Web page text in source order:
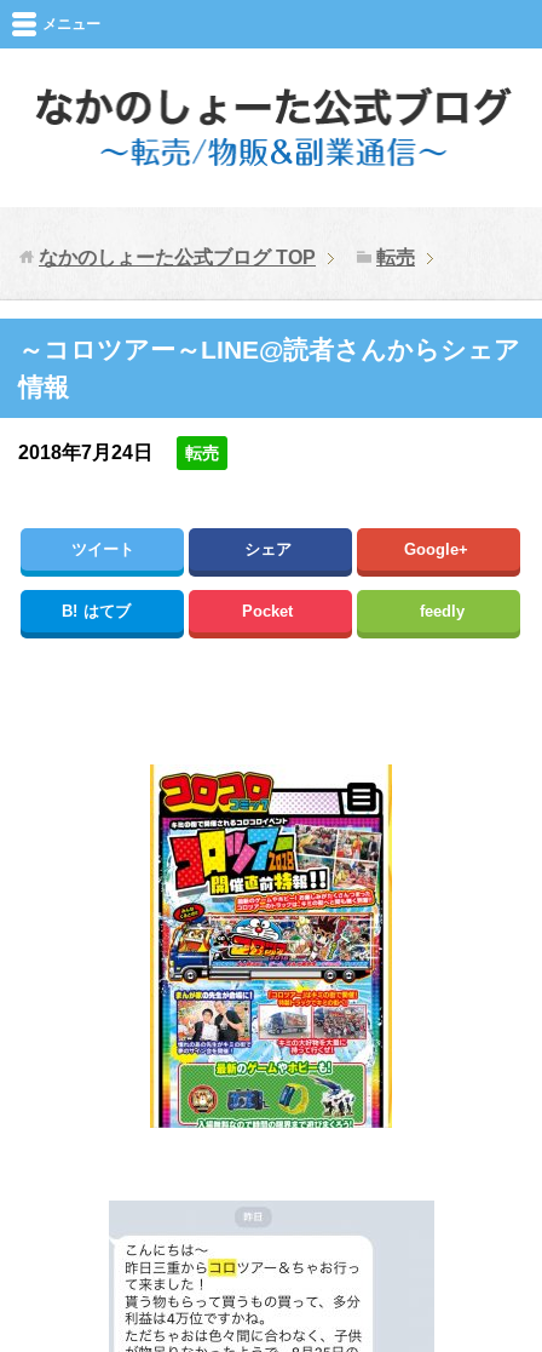
メニュー
なかのしょーた公式ブログTOP 転売
～コロツアー～LINE@読者さんからシェア
情報
2018年7月24日 転売
ツイート シェア Google+
B! はてブ Pocket feedly